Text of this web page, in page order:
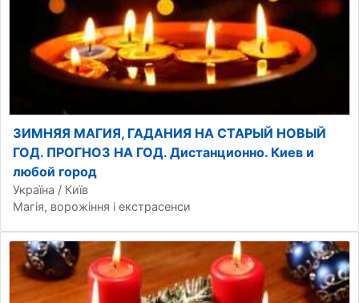
ЗИМНЯЯ МАГИЯ, ГАДАНИЯ НА СТАРЫЙ НОВЫЙ
ГОД. ПРОГНОЗ НА ГОД. Дистанционно. Киев и
любой город
Україна / Київ
Магія, ворожіння і екстрасенси